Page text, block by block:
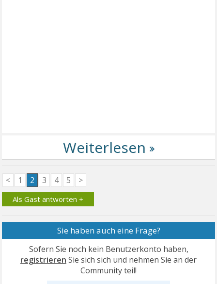
< 1 2 3 4 5 >
Als Gast antworten +
Sie haben auch eine Frage?
Sofern Sie noch kein Benutzerkonto haben,
registrieren Sie sich sich und nehmen Sie an der
Community teil!